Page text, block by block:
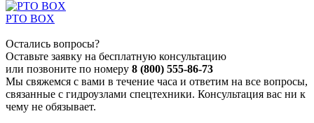
PTO BOX
Остались вопросы?
Оставьте заявку на бесплатную консультацию
или позвоните по номеру 8 (800) 555-86-73
Мы свяжемся с вами в течение часа и ответим на все вопросы,
связанные с гидроузлами спецтехники. Консультация вас ни к
чему не обязывает.